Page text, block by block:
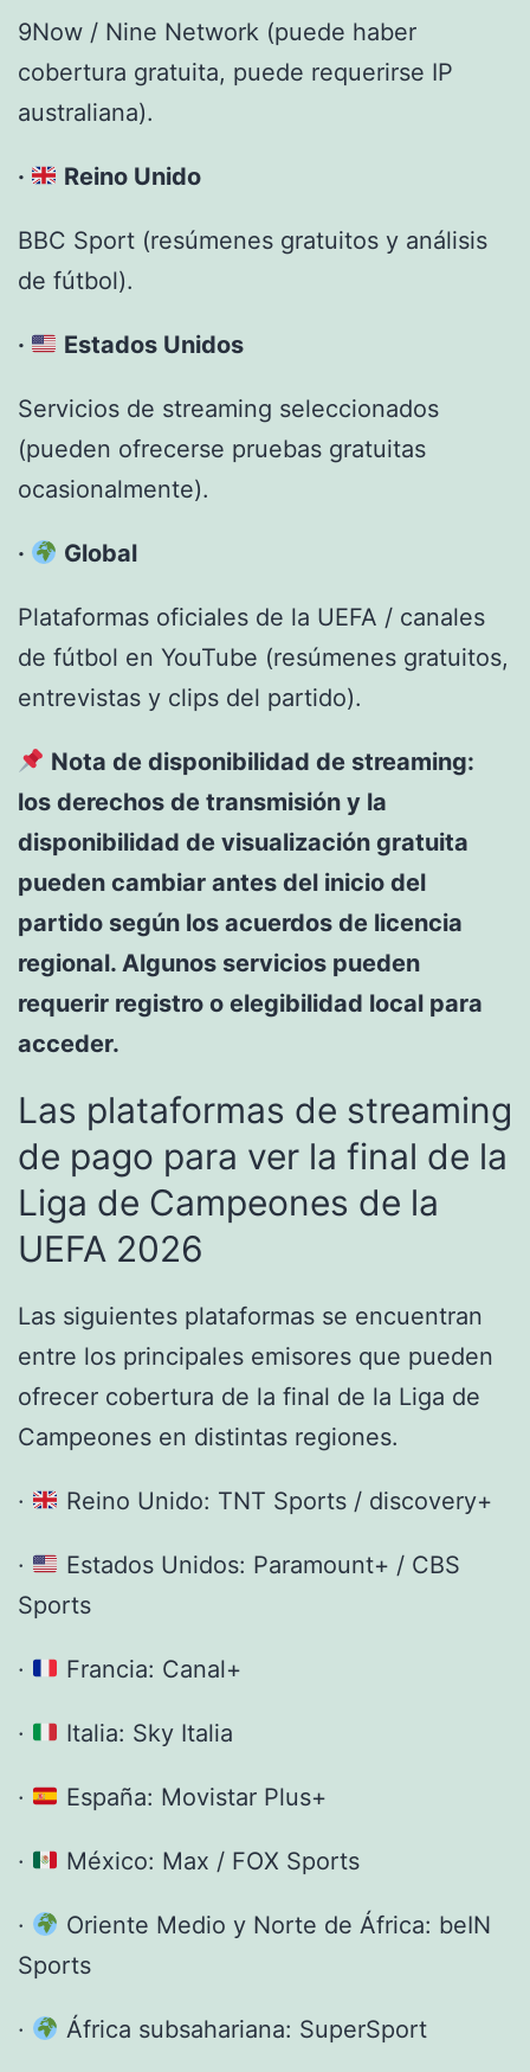
9Now / Nine Network (puede haber
cobertura gratuita, puede requerirse IP
australiana).
· Reino Unido
BBC Sport (resúmenes gratuitos y análisis
de fútbol).
· Estados Unidos
Servicios de streaming seleccionados
(pueden ofrecerse pruebas gratuitas
ocasionalmente).
· Global
Plataformas oficiales de la UEFA / canales
de fútbol en YouTube (resúmenes gratuitos,
entrevistas y clips del partido).
Nota de disponibilidad de streaming:
los derechos de transmisión y la
disponibilidad de visualización gratuita
pueden cambiar antes del inicio del
partido según los acuerdos de licencia
regional. Algunos servicios pueden
requerir registro o elegibilidad local para
acceder.
Las plataformas de streaming
de pago para ver la final de la
Liga de Campeones de la
UEFA 2026
Las siguientes plataformas se encuentran
entre los principales emisores que pueden
ofrecer cobertura de la final de la Liga de
Campeones en distintas regiones.
· Reino Unido: TNT Sports / discovery+
·
Estados Unidos: Paramount+ / CBS
Sports
· Francia: Canal+
· Italia: Sky Italia
· España: Movistar Plus+
· México: Max / FOX Sports
·
Oriente Medio y Norte de África: beIN
Sports
· África subsahariana: SuperSport